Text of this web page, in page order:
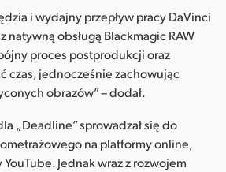
i wydajny przepływ pracy DaVinci
natywną obsługą Blackmagic RAW
proces postprodukcji oraz
czas, jednocześnie zachowując
obrazów” – dodał.
„Deadline” sprowadzał się do
na platformy online,
Jednak wraz z rozwojem